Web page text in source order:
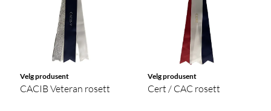
Velg produsent
CACIB Veteran rosett
Velg produsent
Cert / CAC rosett